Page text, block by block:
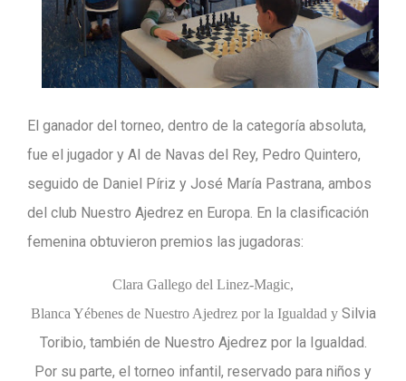
El ganador del torneo, dentro de la categoría absoluta,
fue el jugador y AI de Navas del Rey, Pedro Quintero,
seguido de Daniel Píriz y José María Pastrana, ambos
del club Nuestro Ajedrez en Europa. En la clasificación
femenina obtuvieron premios las jugadoras:
Clara Gallego del Linez-Magic,
Blanca Yébenes de Nuestro Ajedrez por la Igualdad y Silvia
Toribio, también de Nuestro Ajedrez por la Igualdad.
Por su parte, el torneo infantil, reservado para niños y